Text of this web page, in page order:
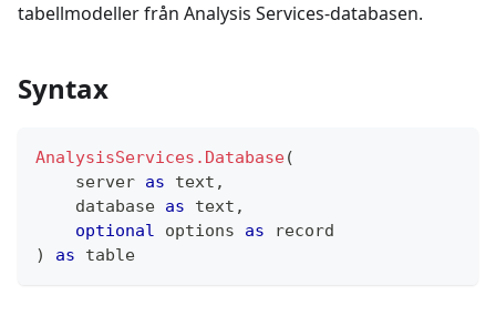
tabellmodeller från Analysis Services-databasen.
Syntax
AnalysisServices.Database(
    server
as text ,
    database
as text ,
optional options as
record
)
as table